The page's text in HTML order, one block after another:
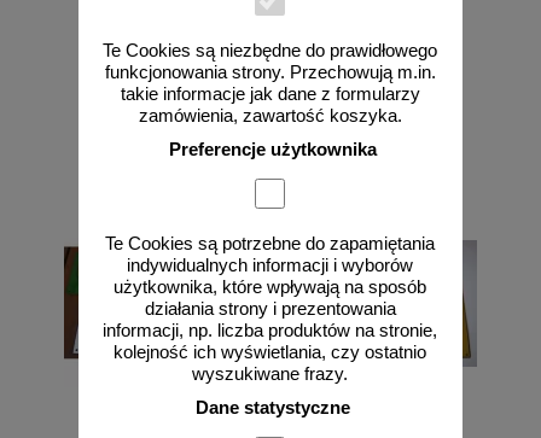
Te Cookies są niezbędne do prawidłowego
funkcjonowania strony. Przechowują m.in.
takie informacje jak dane z formularzy
zamówienia, zawartość koszyka.
Preferencje użytkownika
Te Cookies są potrzebne do zapamiętania
indywidualnych informacji i wyborów
użytkownika, które wpływają na sposób
działania strony i prezentowania
informacji, np. liczba produktów na stronie,
kolejność ich wyświetlania, czy ostatnio
wyszukiwane frazy.
Dane statystyczne
zobacz